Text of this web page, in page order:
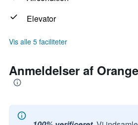
Elevator
Vis alle 5 faciliteter
Anmeldelser af